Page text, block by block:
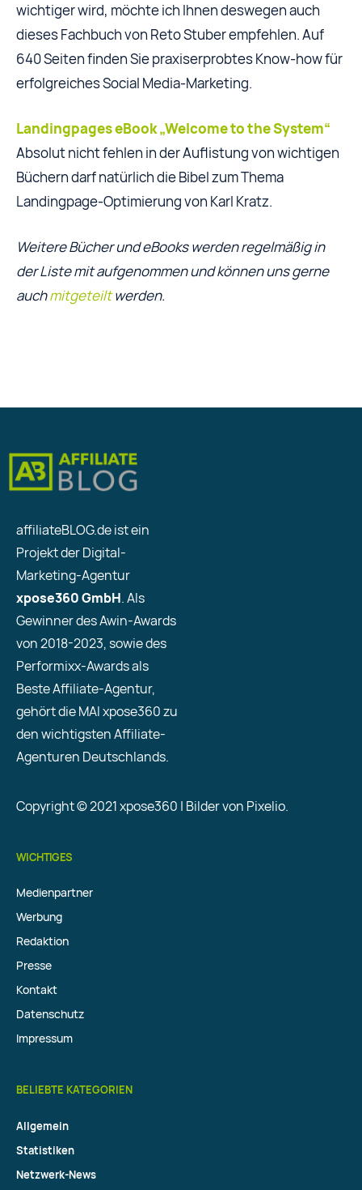
wichtiger wird, möchte ich Ihnen deswegen auch
dieses Fachbuch von Reto Stuber empfehlen. Auf
640 Seiten finden Sie praxiserprobtes Know-how für
erfolgreiches Social Media-Marketing.
Landingpages eBook „Welcome tothe System“
Absolut nicht fehlen in der Auflistung von wichtigen
Büchern darf natürlich die Bibel zum Thema
Landingpage-Optimierung von Karl Kratz.
Weitere Bücher und eBooks werden regelmäßig in
der Liste mit aufgenommen und können uns gerne
auchmitgeteiltwerden.
affiliateBLOG.de ist ein
Projekt der Digital-
Marketing-Agentur
xpose360 GmbH. Als
Gewinner des Awin-Awards
von 2018-2023, sowie des
Performixx-Awards als
Beste Affiliate-Agentur,
gehört die MAI xpose360 zu
den wichtigsten Affiliate-
Agenturen Deutschlands.
Copyright © 2021 xpose360 | Bilder von Pixelio.
WICHTIGES
Medienpartner
Werbung
Redaktion
Presse
Kontakt
Datenschutz
Impressum
BELIEBTE KATEGORIEN
Allgemein
Statistiken
Netzwerk-News